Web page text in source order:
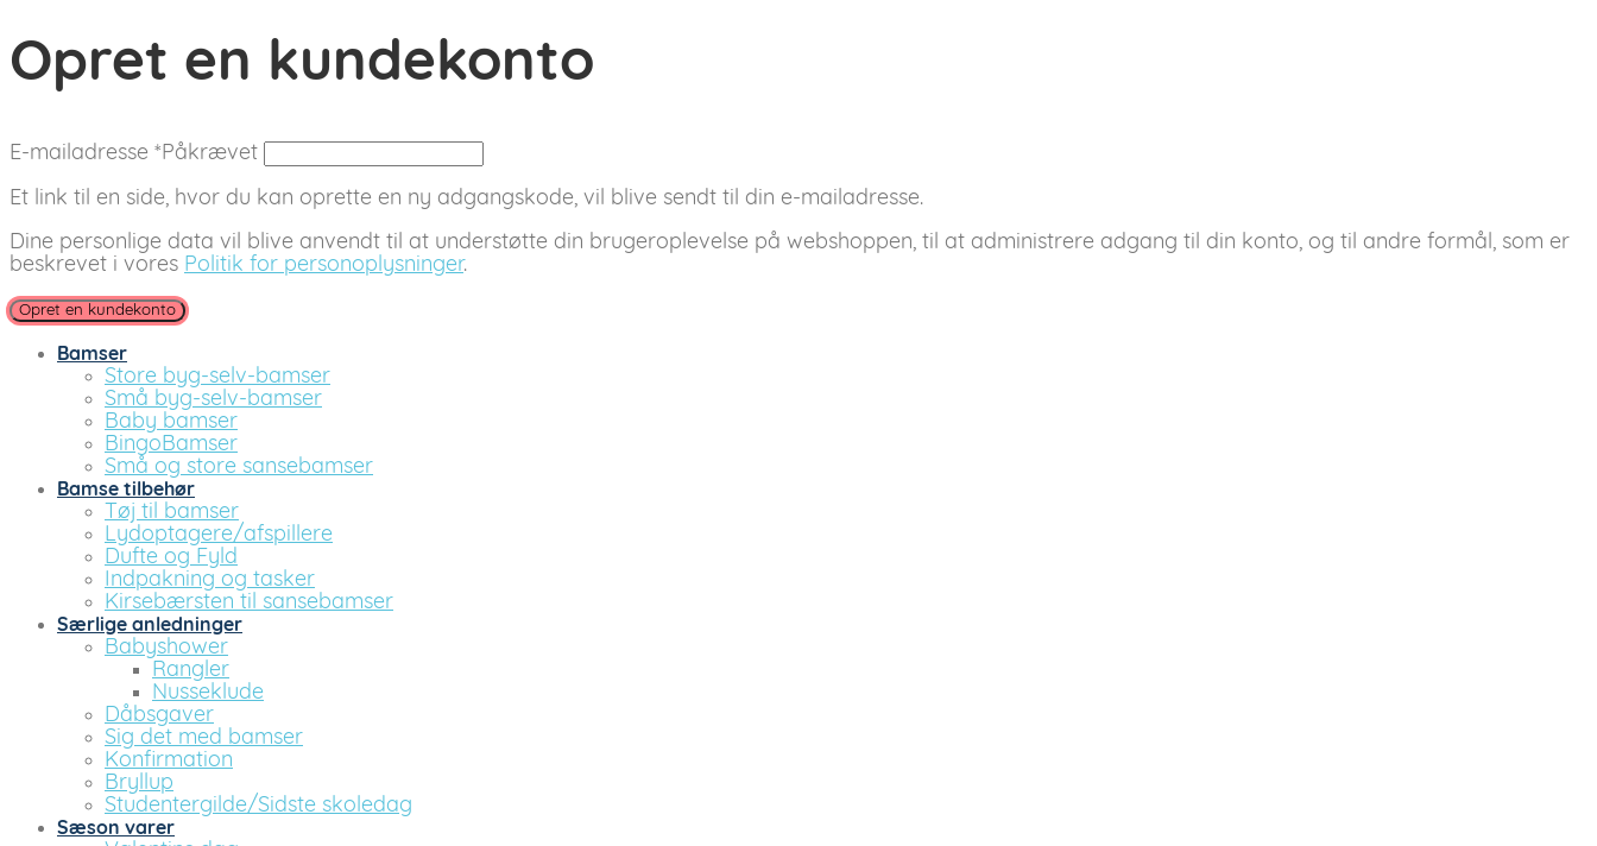
Opret en kundekonto
E-mailadresse *Påkrævet
Et link til en side, hvor du kan oprette en ny adgangskode, vil blive sendt til din e-mailadresse.
Dine personlige data vil blive anvendt til at understøtte din brugeroplevelse på webshoppen, til at administrere adgang til din konto, og til andre formål, som er
beskrevet i vores Politik for personoplysninger.
Opret en kundekonto
Bamser
Store byg-selv-bamser
Små byg-selv-bamser
Baby bamser
BingoBamser
Små og store sansebamser
Bamse tilbehør
Tøj til bamser
Lydoptagere/afspillere
Dufte og Fyld
Indpakning og tasker
Kirsebærsten til sansebamser
Særlige anledninger
Babyshower
Rangler
Nusseklude
Dåbsgaver
Sig det med bamser
Konfirmation
Bryllup
Studentergilde/Sidste skoledag
Sæson varer